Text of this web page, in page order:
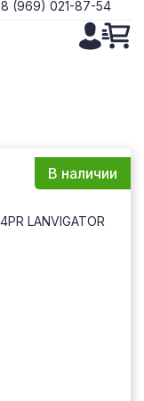
8 (969) 021-87-54
В наличии